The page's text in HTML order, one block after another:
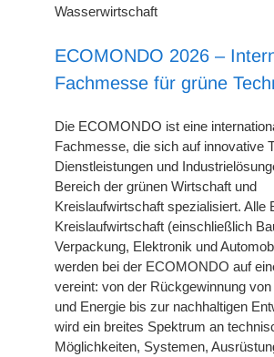
Wasserwirtschaft
ECOMONDO 2026 –
Fachmesse für grüne
Die ECOMONDO ist eine
Fachmesse, die sich auf innovative
Dienstleistungen und
Bereich der grünen Wirtschaft und
Kreislaufwirtschaft spezialisiert. Alle
Kreislaufwirtschaft (einschließlich
Verpackung, Elektronik und
werden bei der ECOMONDO auf
vereint: von der Rückgewinnung
und Energie bis zur nachhaltigen
wird ein breites Spektrum an
Möglichkeiten, Systemen,